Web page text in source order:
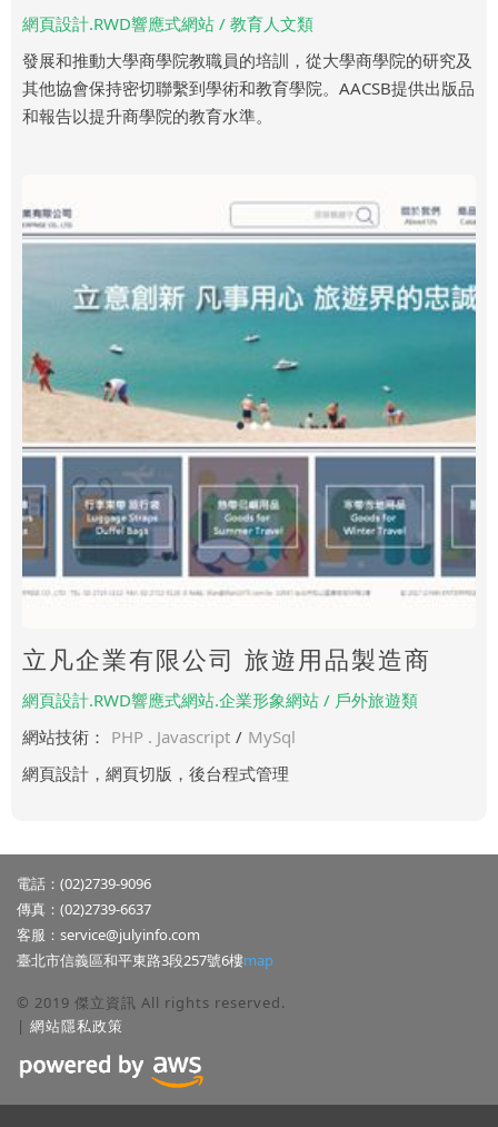
網頁設計.RWD響應式網站 / 教育人文類
發展和推動大學商學院教職員的培訓，從大學商學院的研究及
其他協會保持密切聯繫到學術和教育學院。AACSB提供出版品
和報告以提升商學院的教育水準。
立凡企業有限公司 旅遊用品製造商
網頁設計.RWD響應式網站.企業形象網站 / 戶外旅遊類
網站技術： PHP . Javascript / MySql
網頁設計，網頁切版，後台程式管理
電話：(02)2739-9096
傳真：(02)2739-6637
客服： service@julyinfo.com
臺北市信義區和平東路3段257號6樓map
© 2019 傑立資訊 All rights reserved.
| 網站隱私政策